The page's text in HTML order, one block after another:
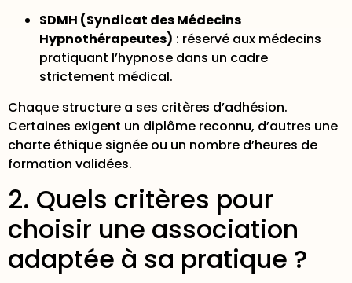
SDMH (Syndicat des Médecins
Hypnothérapeutes) : réservé aux médecins
pratiquant l’hypnose dans un cadre
strictement médical.
Chaque structure a ses critères d’adhésion.
Certaines exigent un diplôme reconnu, d’autres une
charte éthique signée ou un nombre d’heures de
formation validées.
2. Quels critères pour
choisir une association
adaptée à sa pratique ?